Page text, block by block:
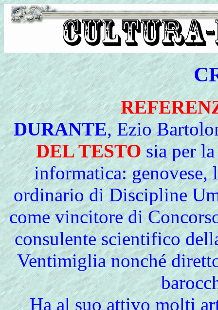
DURANTE, Ezio
DEL TESTOsia per la
informatica: genovese,
ordinario di Discipline
come vincitore di
consulente scientifico
Ventimiglia nonché
Ha al suo attivo molti